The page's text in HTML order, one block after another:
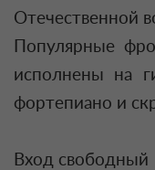
Отечественной
Популярные
исполнены на
фортепиано и
Вход свободный